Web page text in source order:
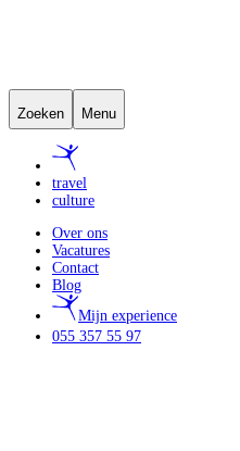
Zoeken Menu
travel
culture
Over ons
Vacatures
Contact
Blog
Mijn experience
055 357 55 97